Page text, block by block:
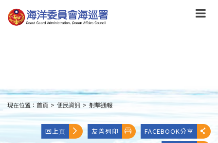
到
主
:::
現在位置： 首頁 > 便民資訊 > 射擊通報
回上頁 友善列印
FACEBOOK分享